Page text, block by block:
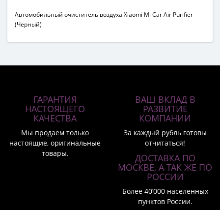
Автомобильный очиститель воздуха Xiaomi Mi Car Air Purifier
(Черный)
ГАРАНТИЯ
НАСТОЯЩЕГО
КАЧЕСТВА
Мы продаем только
настоящие, оригинальные
товары.
ВАШ ВКЛАД В
РАЗВИТИЕ
КОМПАНИИ
За каждый рубль готовы
отчитаться!
ДОСТАВКА ПО
МОСКВЕ, А ТАК ЖЕ ПО
РОССИИ
Более 40’000 населенных
пунктов России.